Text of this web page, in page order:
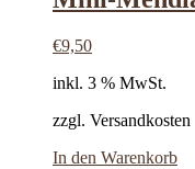
€9,50
inkl. 3 % MwSt.
zzgl. Versandkosten
In den Warenkorb